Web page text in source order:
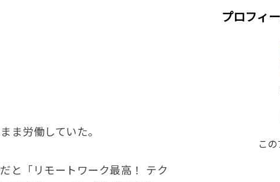
ま労働していた。
と「リモートワーク最高！ テク
プロフィ
こ